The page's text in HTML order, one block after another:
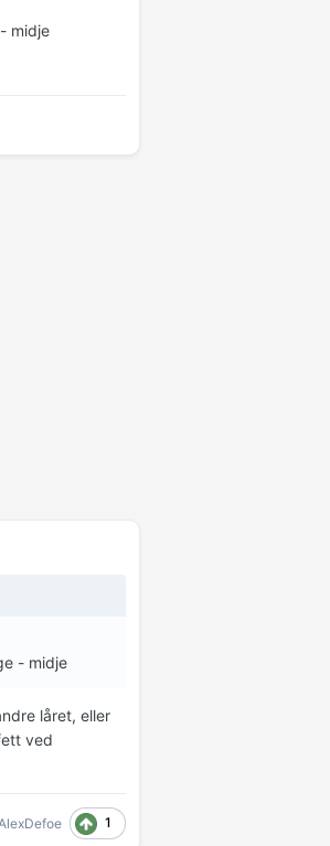
midje
- midje
låret, eller
ved
AlexDefoe 1